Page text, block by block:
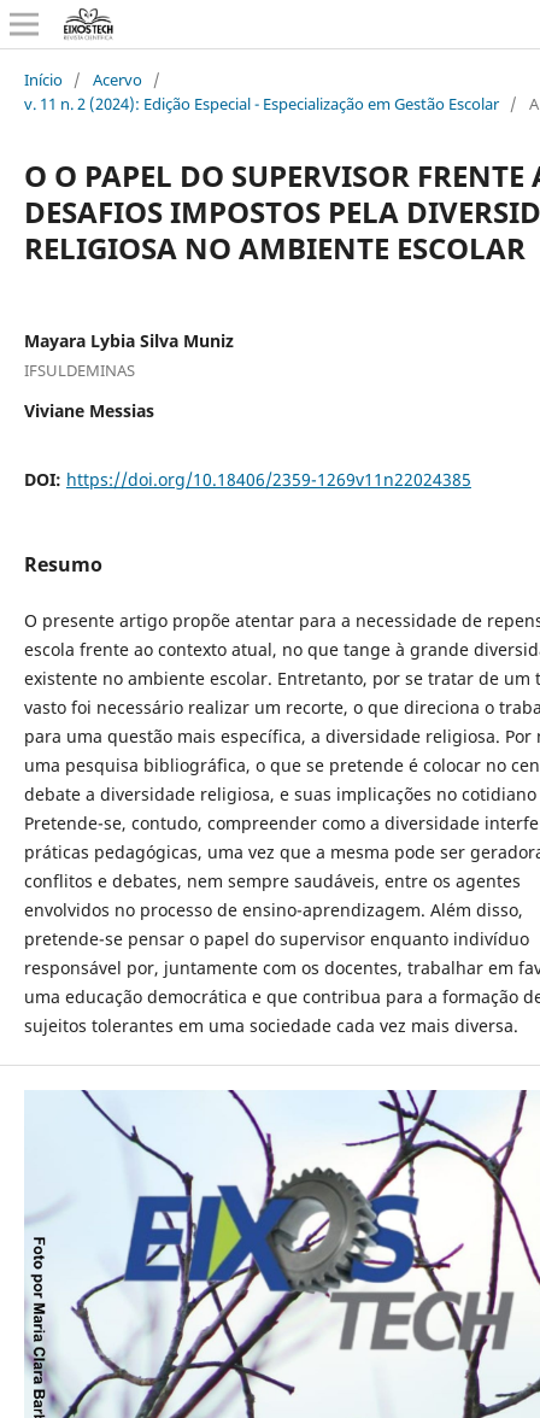
Início / Acervo /
v. 11 n. 2 (2024): Edição Especial - Especialização em Gestão Escolar /
O O PAPEL DO SUPERVISOR FRENTE
DESAFIOS IMPOSTOS PELA
RELIGIOSA NO AMBIENTE ESCOLAR
Mayara Lybia Silva Muniz
IFSULDEMINAS
Viviane Messias
DOI: https://doi.org/10.18406/2359-1269v11n22024385
Resumo
O presente artigo propõe atentar para a necessidade de
escola frente ao contexto atual, no que tange à grande
existente no ambiente escolar. Entretanto, por se tratar de um
vasto foi necessário realizar um recorte, o que direciona o
para uma questão mais específica, a diversidade religiosa. Por
uma pesquisa bibliográfica, o que se pretende é colocar no
debate a diversidade religiosa, e suas implicações no cotidiano
Pretende-se, contudo, compreender como a diversidade
práticas pedagógicas, uma vez que a mesma pode ser
conflitos e debates, nem sempre saudáveis, entre os agentes
envolvidos no processo de ensino-aprendizagem. Além disso,
pretende-se pensar o papel do supervisor enquanto indivíduo
responsável por, juntamente com os docentes, trabalhar em
uma educação democrática e que contribua para a formação
sujeitos tolerantes em uma sociedade cada vez mais diversa.